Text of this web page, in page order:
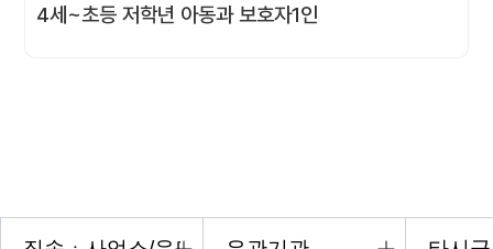
4세~초등 저학년 아동과 보호자1인